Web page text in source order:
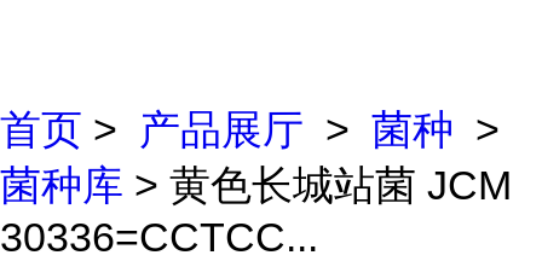
首页 > 产品展厅 > 菌种 >
菌种库 > 黄色长城站菌 JCM
30336=CCTCC...